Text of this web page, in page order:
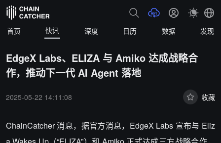
首页 快讯 深度 日历 数据 发现
EdgeX Labs、ELIZA 与 Amiko 达成战略合
作，推动下一代 AI Agent 落地
2025-05-22 14:11:08 收藏
ChainCatcher 消息，据官方消息，EdgeX Labs 宣布与 Eliz